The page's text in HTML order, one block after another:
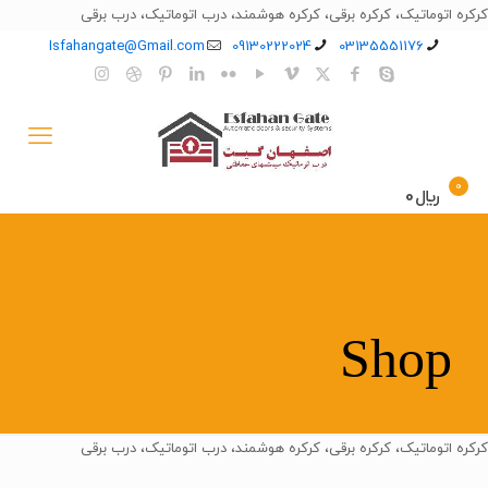
کرکره اتوماتیک، کرکره برقی، کرکره هوشمند، درب اتوماتیک، درب برقی
03135551176
09130222024
Isfahangate@Gmail.com
0 ﷼0
Shop
کرکره اتوماتیک، کرکره برقی، کرکره هوشمند، درب اتوماتیک، درب برقی